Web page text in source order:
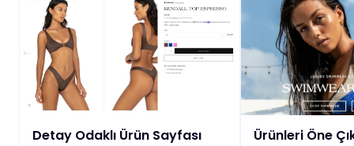
Detay Odaklı Ürün Sayfası Ürünleri Öne